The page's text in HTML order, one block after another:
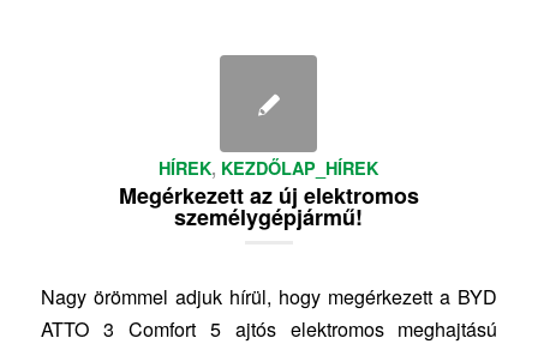
HÍREK, KEZDŐLAP_HÍREK
Megérkezett az új elektromos
személygépjármű!
Nagy örömmel adjuk hírül, hogy megérkezett a BYD
ATTO 3 Comfort 5 ajtós elektromos meghajtású